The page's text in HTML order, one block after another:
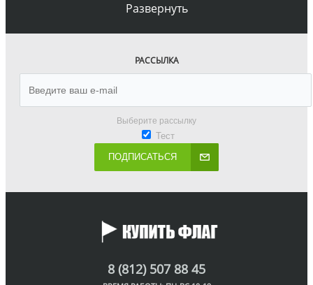
Развернуть
РАССЫЛКА
Выберите рассылку
Тест
ПОДПИСАТЬСЯ
8 (812) 507 88 45